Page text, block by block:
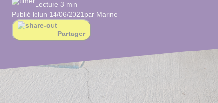
Lecture 3 min
Publié lelun 14/06/2021 par Marine
Partager